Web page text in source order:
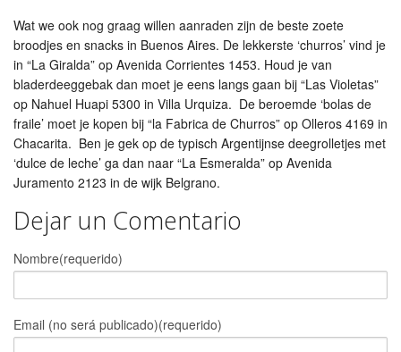
Wat we ook nog graag willen aanraden zijn de beste zoete
broodjes en snacks in Buenos Aires. De lekkerste ‘churros’ vind je
in “La Giralda” op Avenida Corrientes 1453. Houd je van
bladerdeeggebak dan moet je eens langs gaan bij “Las Violetas”
op Nahuel Huapi 5300 in Villa Urquiza. De beroemde ‘bolas de
fraile’ moet je kopen bij “la Fabrica de Churros” op Olleros 4169 in
Chacarita. Ben je gek op de typisch Argentijnse deegrolletjes met
‘dulce de leche’ ga dan naar “La Esmeralda” op Avenida
Juramento 2123 in de wijk Belgrano.
Dejar un Comentario
Nombre(requerido)
Email (no será publicado)(requerido)